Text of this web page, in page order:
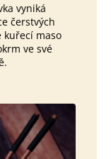
vyniká
čerstvých
kuřecí maso
ve své